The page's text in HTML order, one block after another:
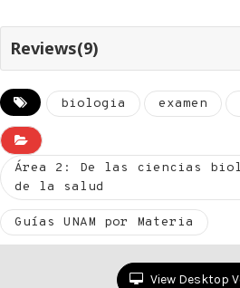
Reviews(9)
biologia examen
Área 2: De las ciencias
de la salud
Guías UNAM por Materia
View Desktop